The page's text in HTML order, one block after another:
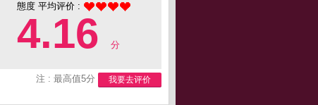
態度 平均评价 :
4.16 分
注 : 最高值5分 我要去评价